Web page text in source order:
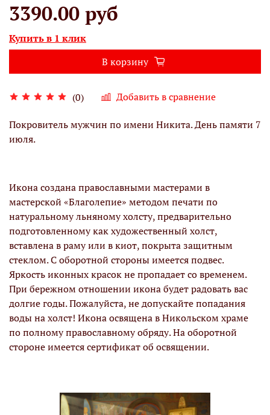
(0) Добавить в сравнение
3390.00 руб
Купить в 1 клик
В корзину
Покровитель мужчин по имени Никита. День памяти 7
июля.
Икона создана православными мастерами в
мастерской «Благолепие» методом печати по
натуральному льняному холсту, предварительно
подготовленному как художественный холст,
вставлена в раму или в киот, покрыта защитным
стеклом. С оборотной стороны имеется подвес.
Яркость иконных красок не пропадает со временем.
При бережном отношении икона будет радовать вас
долгие годы. Пожалуйста, не допускайте попадания
воды на холст! Икона освящена в Никольском храме
по полному православному обряду. На оборотной
стороне имеется сертификат об освящении.